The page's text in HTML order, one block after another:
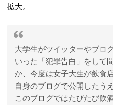
拡大。
大学生がツイッターやブロ
いった「犯罪告白」をして
か、今度は女子大生が飲食
自身のブログで公開したう
このブログではたびたび飲